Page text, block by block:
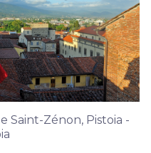
Saint-Zénon, Pistoia -